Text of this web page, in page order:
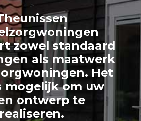
>
zowel standaard
als maatwerk
Het
mogelijk om uw
ontwerp te
realiseren.